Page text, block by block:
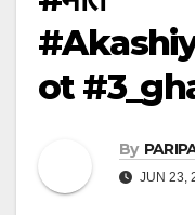
ot
By
JUN 23,